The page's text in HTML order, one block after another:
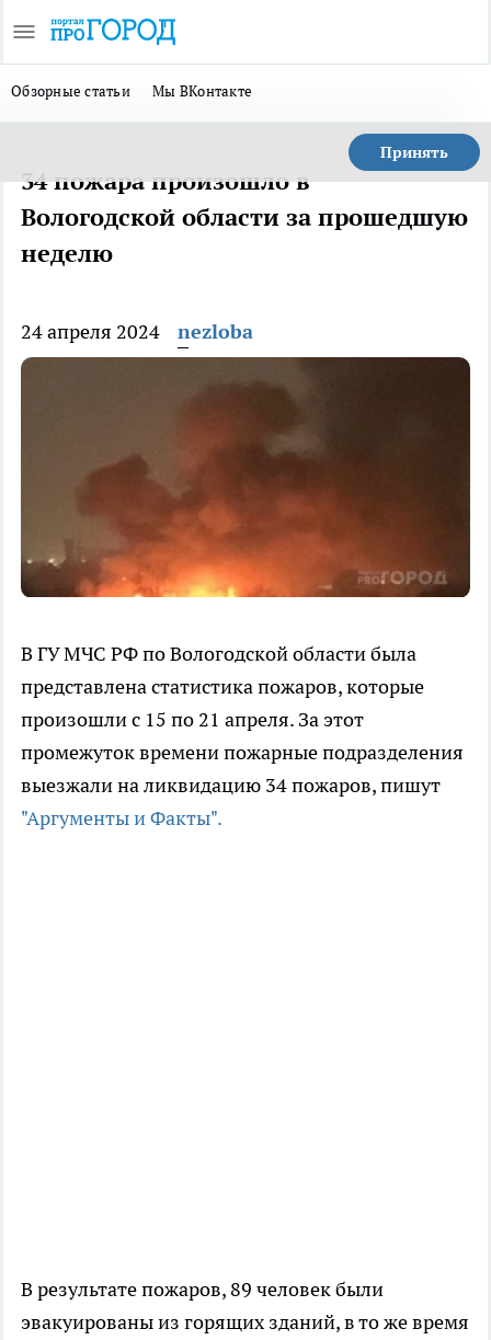
Обзорные статьи Мы ВКонтакте
Принять
34 пожара произошло в
Вологодской области за прошедшую
неделю
24 апреля 2024 nezloba
В ГУ МЧС РФ по Вологодской области была
представлена статистика пожаров, которые
произошли с 15 по 21 апреля. За этот
промежуток времени пожарные подразделения
выезжали на ликвидацию 34 пожаров, пишут
"Аргументы и Факты".
В результате пожаров, 89 человек были
эвакуированы из горящих зданий, в то же время